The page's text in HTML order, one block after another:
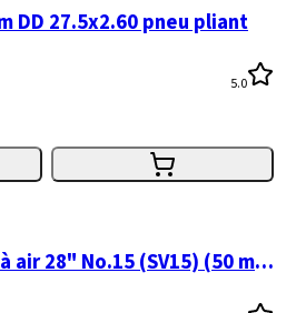
DD 27.5x2.60 pneu pliant
5.0
Schwalbe chambre à air 28" No.15 (SV15) (50 mm)